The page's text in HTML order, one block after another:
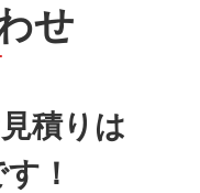
せ
積りは
！